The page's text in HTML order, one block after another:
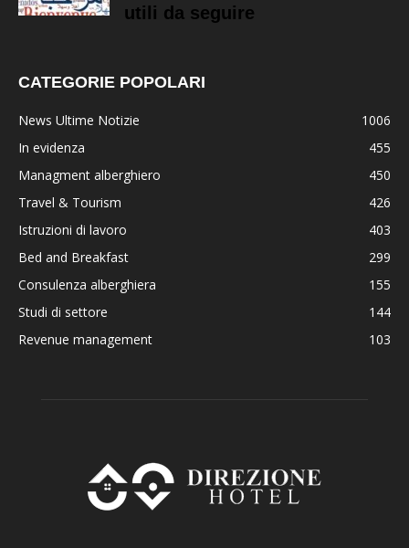
utili da seguire
CATEGORIE POPOLARI
News Ultime Notizie
1006
In evidenza
455
Managment alberghiero
450
Travel & Tourism
426
Istruzioni di lavoro
403
Bed and Breakfast
299
Consulenza alberghiera
155
Studi di settore
144
Revenue management
103